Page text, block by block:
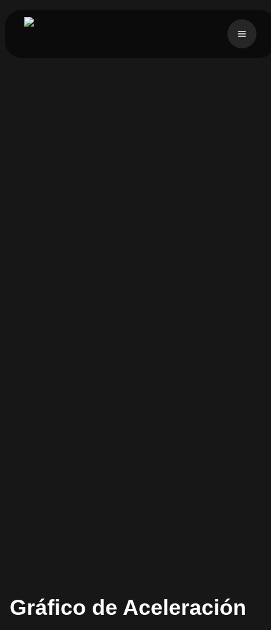
Gráfico de Aceleración